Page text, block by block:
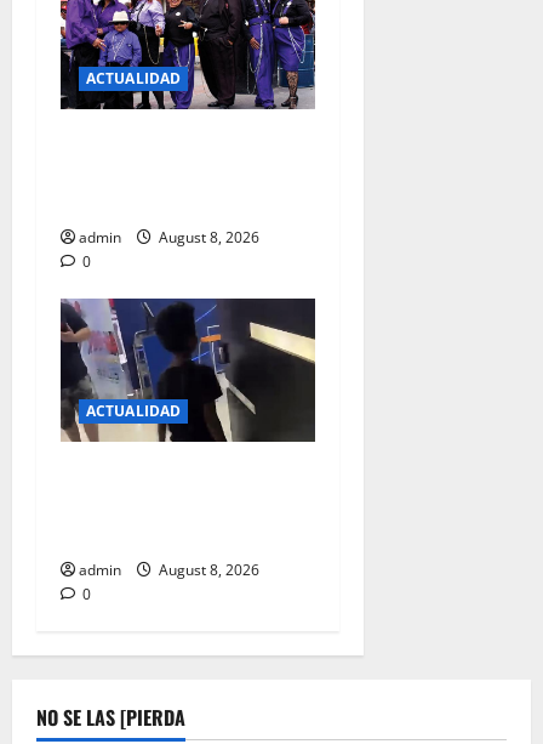
ACTUALIDAD
admin
August 8, 2026
0
ACTUALIDAD
admin
August 8, 2026
0
NO SE LAS [PIERDA